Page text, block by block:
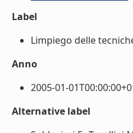
Label
Limpiego delle
Anno
2005-01-
Alternative label